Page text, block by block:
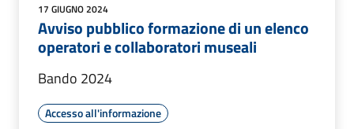
17 GIUGNO 2024
Avviso pubblico formazione di un elenco
operatori e collaboratori museali
Bando 2024
Accesso all'informazione